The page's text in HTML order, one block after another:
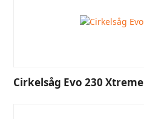
Cirkelsåg Evo 230 Xtreme